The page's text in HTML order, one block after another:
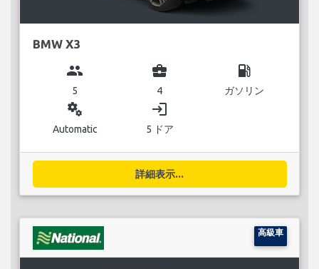
BMW X3
group
5
business_center
4
local_gas_station
ガソリン
miscellaneous_services
Automatic
login
5 ドア
詳細表示...
高級車